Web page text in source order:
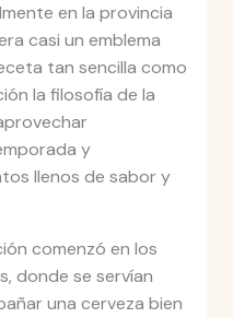
en la provincia
casi un emblema
tan sencilla como
la filosofía de la
y
llenos de sabor y
comenzó en los
donde se servían
una cerveza bien